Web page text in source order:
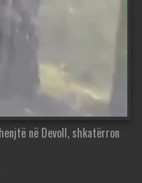
në Devoll, shkatërron